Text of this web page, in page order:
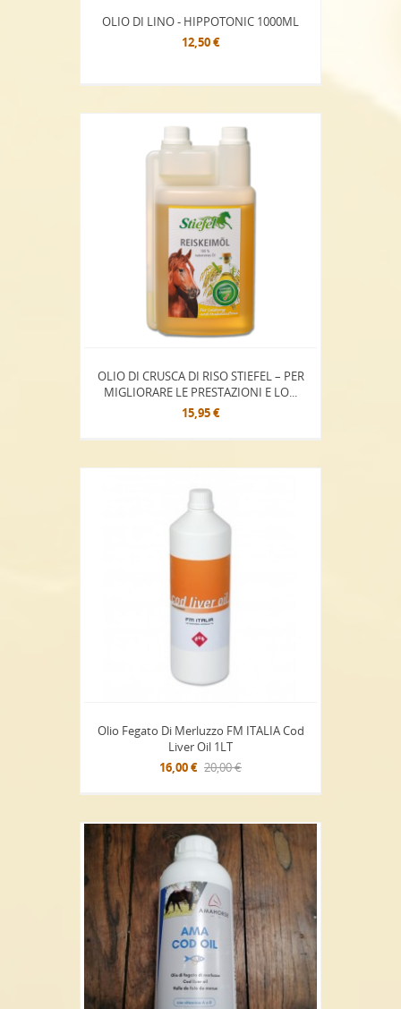
OLIO DI LINO - HIPPOTONIC 1000ML
12,50 €
OLIO DI CRUSCA DI RISO STIEFEL – PER
MIGLIORARE LE PRESTAZIONI E LO...
15,95 €
Olio Fegato Di Merluzzo FM ITALIA Cod
Liver Oil 1LT
16,00 € 20,00 €